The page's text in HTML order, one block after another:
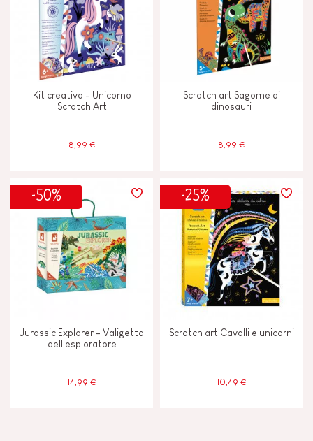
Kit creativo - Unicorno
Scratch Art
8,99 €
Scratch art Sagome di
dinosauri
8,99 €
-50%
Jurassic Explorer - Valigetta
dell'esploratore
14,99 €
-25%
Scratch art Cavalli e unicorni
10,49 €